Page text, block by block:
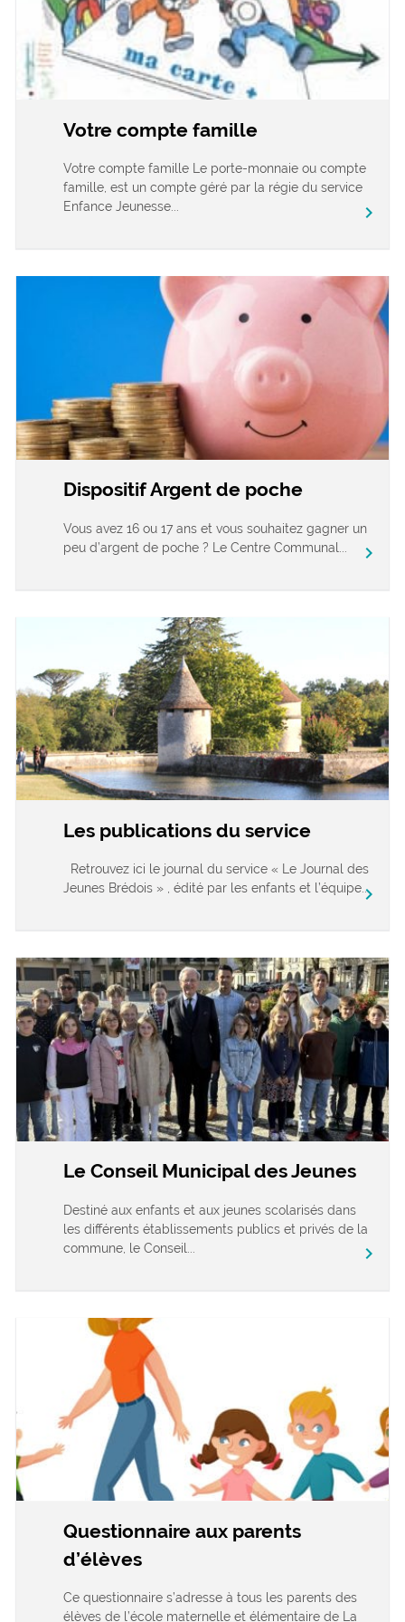
Votre compte famille
Votre compte famille Le porte-monnaie ou compte
famille, est un compte géré par la régie du service
Enfance Jeunesse...
chevron_right
Dispositif Argent de poche
Vous avez 16 ou 17 ans et vous souhaitez gagner un
peu d’argent de poche ? Le Centre Communal...
chevron_right
Les publications du service
Retrouvez ici le journal du service « Le Journal des
Jeunes Brédois » , édité par les enfants et l’équipe...
chevron_right
Le Conseil Municipal des Jeunes
Destiné aux enfants et aux jeunes scolarisés dans
les différents établissements publics et privés de la
commune, le Conseil...
chevron_right
Questionnaire aux parents
d’élèves
Ce questionnaire s’adresse à tous les parents des
élèves de l’école maternelle et élémentaire de La